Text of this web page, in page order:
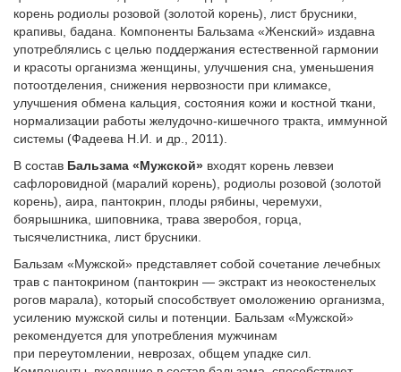
корень родиолы розовой (золотой корень), лист брусники,
крапивы, бадана. Компоненты Бальзама «Женский» издавна
употреблялись с целью поддержания естественной гармонии
и красоты организма женщины, улучшения сна, уменьшения
потоотделения, снижения нервозности при климаксе,
улучшения обмена кальция, состояния кожи и костной ткани,
нормализации работы желудочно-кишечного тракта, иммунной
системы (Фадеева Н.И. и др., 2011).
В состав Бальзама «Мужской» входят корень левзеи
сафлоровидной (маралий корень), родиолы розовой (золотой
корень), аира, пантокрин, плоды рябины, черемухи,
боярышника, шиповника, трава зверобоя, горца,
тысячелистника, лист брусники.
Бальзам «Мужской» представляет собой сочетание лечебных
трав с пантокрином (пантокрин — экстракт из неокостенелых
рогов марала), который способствует омоложению организма,
усилению мужской силы и потенции. Бальзам «Мужской»
рекомендуется для употребления мужчинам
при переутомлении, неврозах, общем упадке сил.